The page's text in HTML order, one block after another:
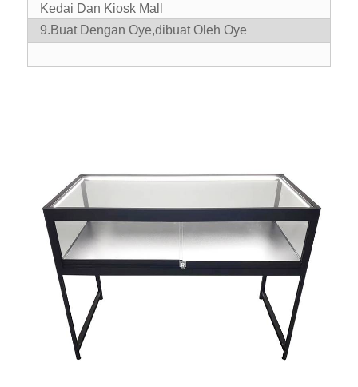
Kedai Dan Kiosk Mall
9.Buat Dengan Oye,dibuat Oleh Oye